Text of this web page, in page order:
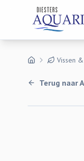
Vissen
Terug naar